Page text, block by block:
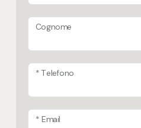
Cognome
* Telefono
* Email